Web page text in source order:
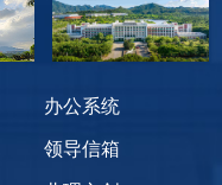
办公系统
领导信箱